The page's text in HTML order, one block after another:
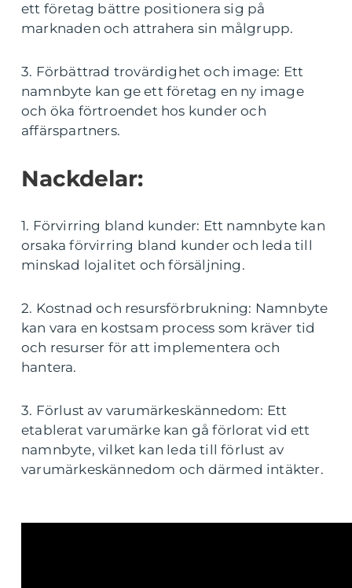
ett företag bättre positionera sig på
marknaden och attrahera sin målgrupp.
3. Förbättrad trovärdighet och image: Ett
namnbyte kan ge ett företag en ny image
och öka förtroendet hos kunder och
affärspartners.
Nackdelar:
1. Förvirring bland kunder: Ett namnbyte kan
orsaka förvirring bland kunder och leda till
minskad lojalitet och försäljning.
2. Kostnad och resursförbrukning: Namnbyte
kan vara en kostsam process som kräver tid
och resurser för att implementera och
hantera.
3. Förlust av varumärkeskännedom: Ett
etablerat varumärke kan gå förlorat vid ett
namnbyte, vilket kan leda till förlust av
varumärkeskännedom och därmed intäkter.